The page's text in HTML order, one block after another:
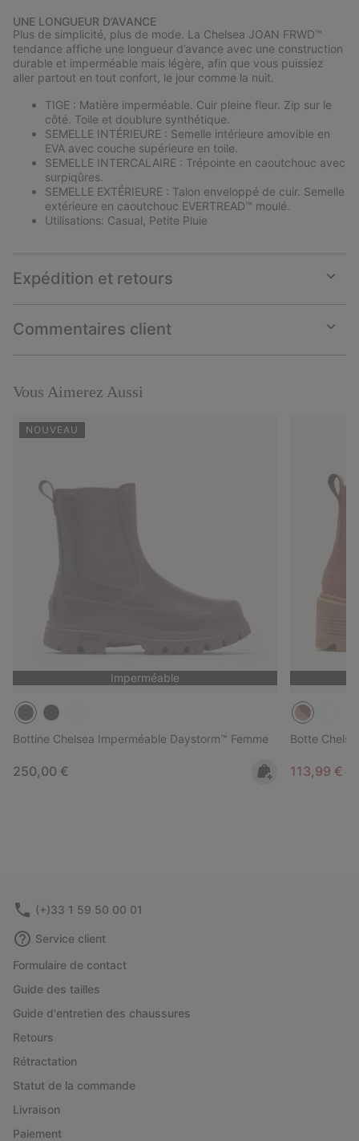
section
UNE LONGUEUR D’AVANCE
Plus de simplicité, plus de mode. La Chelsea JOAN FRWD™
tendance affiche une longueur d’avance avec une construction
durable et imperméable mais légère, afin que vous puissiez
aller partout en tout confort, le jour comme la nuit.
TIGE : Matière imperméable. Cuir pleine fleur. Zip sur le
côté. Toile et doublure synthétique.
SEMELLE INTÉRIEURE : Semelle intérieure amovible en
EVA avec couche supérieure en toile.
SEMELLE INTERCALAIRE : Trépointe en caoutchouc avec
surpiqûres.
SEMELLE EXTÉRIEURE : Talon enveloppé de cuir. Semelle
extérieure en caoutchouc EVERTREAD™ moulé.
Utilisations: Casual, Petite Pluie
Expédition et retours
or
Commentaires client
or
Vous Aimerez Aussi
NOUVEAU
Imperméable
Bottine Chelsea Imperméable Daystorm™ Femme
Regular price:
250,00 €
Botte
Sale price:
113,99 €
(+)33 1 59 50 00 01
Service client
Formulaire de contact
Guide des tailles
Guide d'entretien des chaussures
Retours
Rétractation
Statut de la commande
Livraison
Paiement